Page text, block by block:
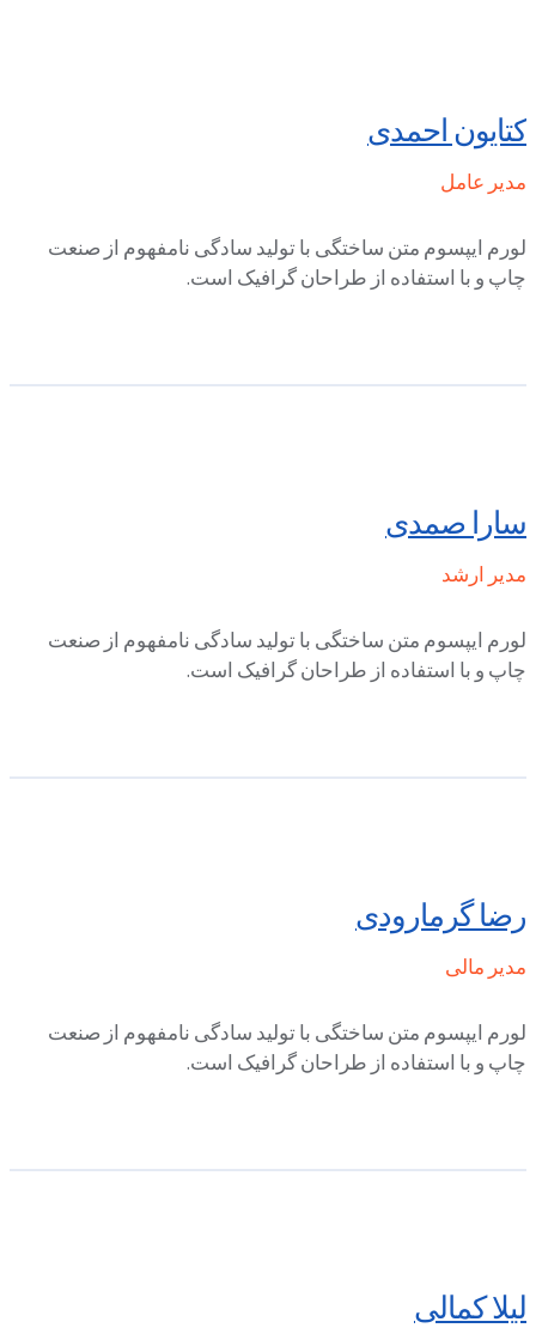
کتایون احمدی
مدیر عامل
لورم ایپسوم متن ساختگی با تولید سادگی نامفهوم از صنعت
چاپ و با استفاده از طراحان گرافیک است.
سارا صمدی
مدیر ارشد
لورم ایپسوم متن ساختگی با تولید سادگی نامفهوم از صنعت
چاپ و با استفاده از طراحان گرافیک است.
رضا گرمارودی
مدیر مالی
لورم ایپسوم متن ساختگی با تولید سادگی نامفهوم از صنعت
چاپ و با استفاده از طراحان گرافیک است.
لیلا کمالی